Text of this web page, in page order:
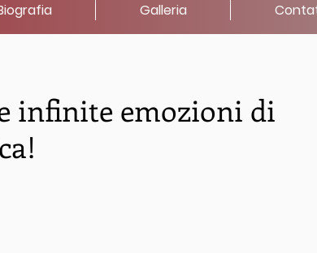
Galleria
infinite emozioni di